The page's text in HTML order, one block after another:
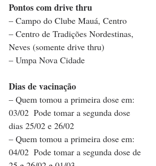
Pontos com drive thru
– Campo do Clube Mauá, Centro
– Centro de Tradições Nordestinas,
Neves (somente drive thru)
– Umpa Nova Cidade
Dias de vacinação
– Quem tomou a primeira dose em:
03/02  Pode tomar a segunda dose
dias 25/02 e 26/02
– Quem tomou a primeira dose em:
04/02  Pode tomar a segunda dose de